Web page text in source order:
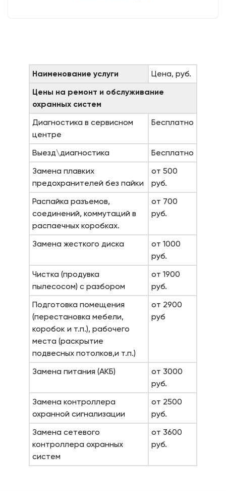
Наименование услуги
Цена, руб.
Цены на ремонт и обслуживание
охранных систем
Диагностика в сервисном
центре
Бесплатно
Выезд\диагностика
Бесплатно
Замена плавких
предохранителей без пайки
от 500
руб.
Распайка разъемов,
соединений, коммутаций в
распаечных коробках.
от 700
руб.
Замена жесткого диска
от 1000
руб.
Чистка (продувка
пылесосом) с разбором
от 1900
руб.
Подготовка помещения
(перестановка мебели,
коробок и т.п.), рабочего
места (раскрытие
подвесных потолков,и т.п.)
от 2900
руб
Замена питания (АКБ)
от 3000
руб.
Замена контроллера
охранной сигнализации
от 2500
руб.
Замена сетевого
контроллера охранных
систем
от 3600
руб.